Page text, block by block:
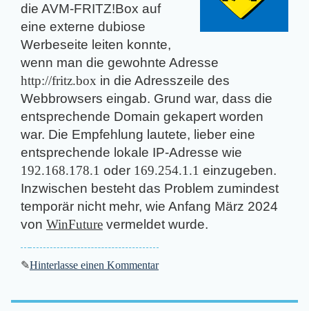
die AVM-FRITZ!Box auf
eine externe dubiose
Werbeseite leiten konnte,
wenn man die gewohnte Adresse
http://fritz.box in die Adresszeile des
Webbrowsers eingab. Grund war, dass die
entsprechende Domain gekapert worden
war. Die Empfehlung lautete, lieber eine
entsprechende lokale IP-Adresse wie
192.168.178.1 oder 169.254.1.1 einzugeben.
Inzwischen besteht das Problem zumindest
temporär nicht mehr, wie Anfang März 2024
von WinFuture vermeldet wurde.
✎Hinterlasse einen Kommentar